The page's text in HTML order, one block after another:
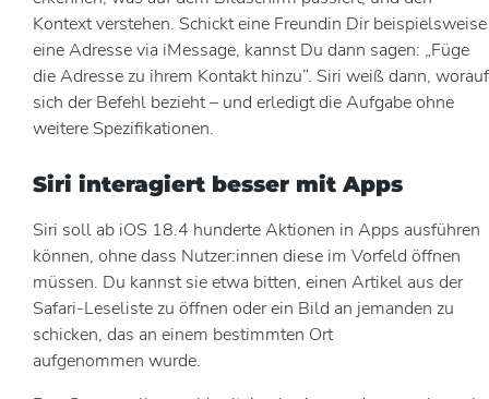
Kontext verstehen. Schickt eine Freundin Dir beispielsweise
eine Adresse via iMessage, kannst Du dann sagen: „Füge
die Adresse zu ihrem Kontakt hinzu”. Siri weiß dann, worauf
sich der Befehl bezieht – und erledigt die Aufgabe ohne
weitere Spezifikationen.
Siri interagiert besser mit Apps
Siri soll ab iOS 18.4 hunderte Aktionen in Apps ausführen
können, ohne dass Nutzer:innen diese im Vorfeld öffnen
müssen. Du kannst sie etwa bitten, einen Artikel aus der
Safari-Leseliste zu öffnen oder ein Bild an jemanden zu
schicken, das an einem bestimmten Ort
aufgenommen wurde.